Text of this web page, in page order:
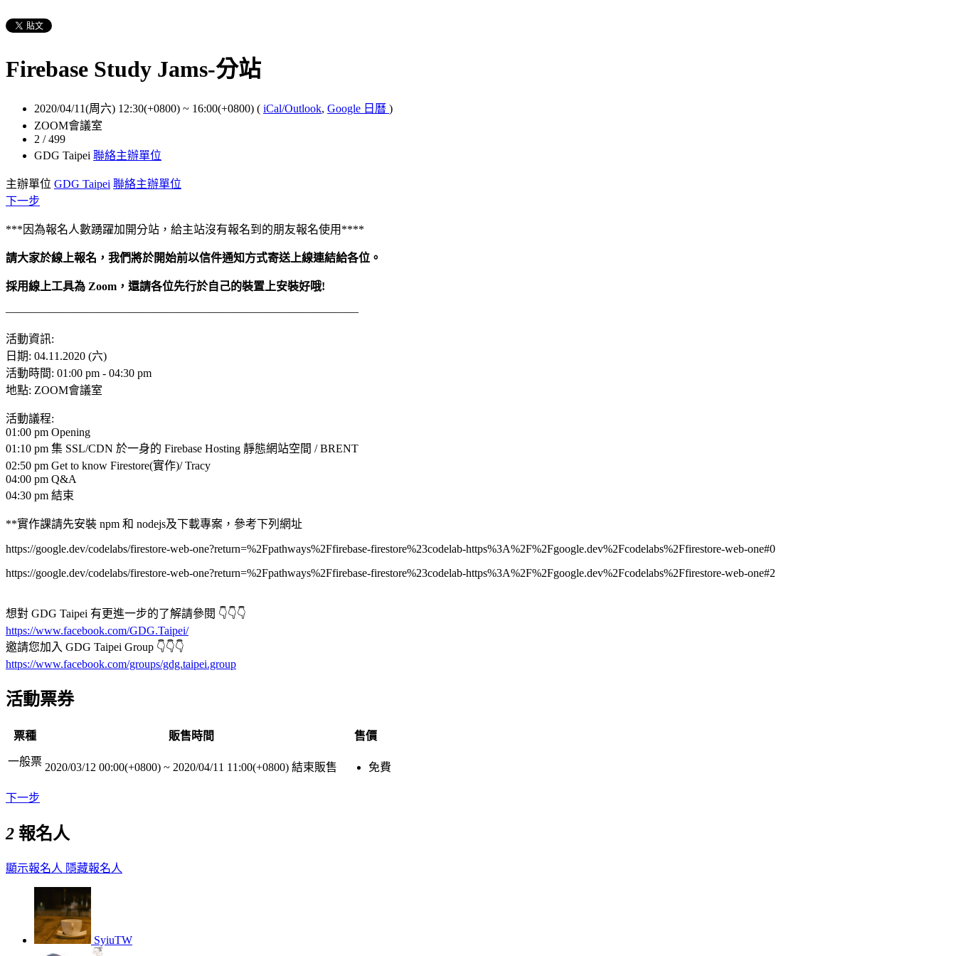
Firebase Study Jams-分站
2020/04/11(周六) 12:30(+0800) ~ 16:00(+0800) ( iCal/Outlook, Google 日曆 )
ZOOM會議室
2 / 499
GDG Taipei 聯絡主辦單位
主辦單位 GDG Taipei 聯絡主辦單位
下一步
***因為報名人數踴躍加開分站，給主站沒有報名到的朋友報名使用****
請大家於線上報名，我們將於開始前以信件通知方式寄送上線連結給各位。
採用線上工具為 Zoom，還請各位先行於自己的裝置上安裝好哦!
———————————————————————————————
活動資訊:
日期: 04.11.2020 (六)
活動時間: 01:00 pm - 04:30 pm
地點: ZOOM會議室
活動議程:
01:00 pm Opening
01:10 pm 集 SSL/CDN 於一身的 Firebase Hosting 靜態網站空間 / BRENT
02:50 pm Get to know Firestore(實作)/ Tracy
04:00 pm Q&A
04:30 pm 結束
**實作課請先安裝 npm 和 nodejs及下載專案，參考下列網址
https://google.dev/codelabs/firestore-web-one?return=%2Fpathways%2Ffirebase-firestore%23codelab-https%3A%2F%2Fgoogle.dev%2Fcodelabs%2Ffirestore-web-one#0
https://google.dev/codelabs/firestore-web-one?return=%2Fpathways%2Ffirebase-firestore%23codelab-https%3A%2F%2Fgoogle.dev%2Fcodelabs%2Ffirestore-web-one#2
想對 GDG Taipei 有更進一步的了解請參閱 👇👇👇
https://www.facebook.com/GDG.Taipei/
邀請您加入 GDG Taipei Group 👇👇👇
https://www.facebook.com/groups/gdg.taipei.group
活動票券
票種 販售時間 售價
一般票 2020/03/12 00:00(+0800) ~ 2020/04/11 11:00(+0800) 結束販售 免費
下一步
2 報名人
顯示報名人 隱藏報名人
SyiuTW